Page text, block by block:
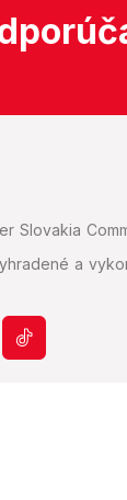
Slovakia
a